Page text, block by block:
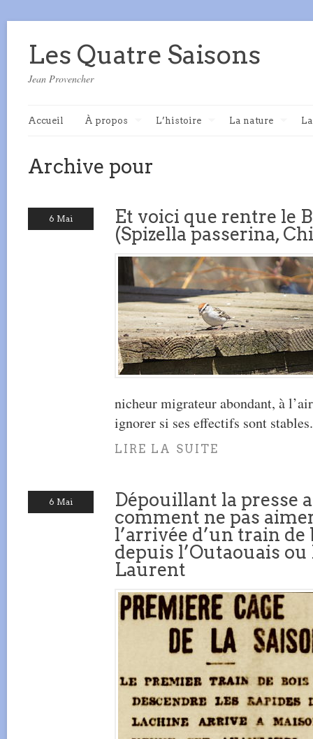
Les Quatre Saisons
Jean Provencher
Accueil À propos L’histoire La nature
Archive pour
6 Mai
Et voici que rentre le
(Spizella passerina,
nicheur migrateur abondant, à
ignorer si ses effectifs sont stables.
LIRE LA SUITE
6 Mai
Dépouillant la presse
comment ne pas
l’arrivée d’un train de
depuis l’Outaouais
Laurent